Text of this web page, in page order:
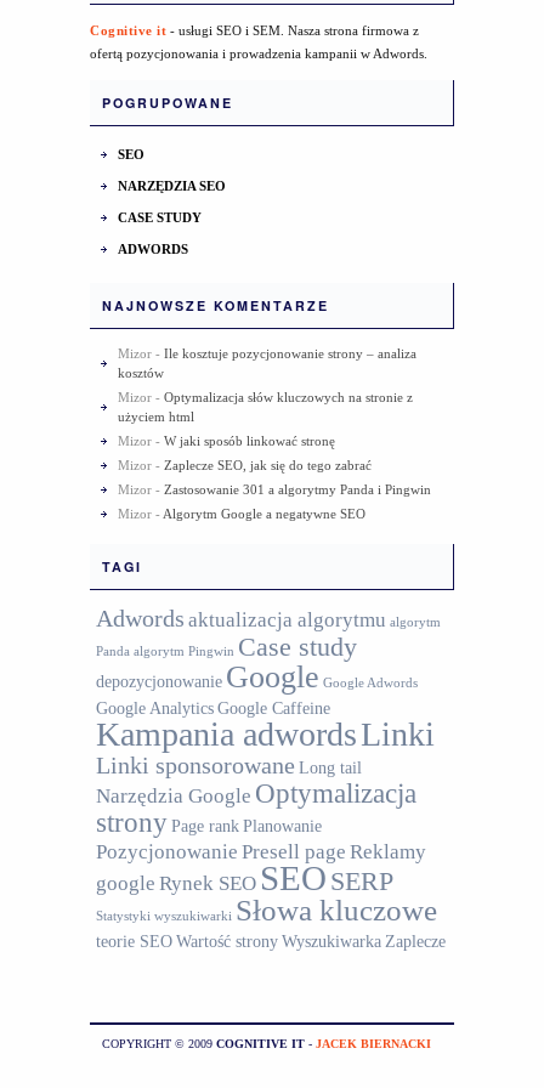
Cognitive it - usługi SEO i SEM. Nasza strona firmowa z
ofertą pozycjonowania i prowadzenia kampanii w Adwords.
POGRUPOWANE
SEO
NARZĘDZIA SEO
CASE STUDY
ADWORDS
NAJNOWSZE KOMENTARZE
Mizor - Ile kosztuje pozycjonowanie strony – analiza
kosztów
Mizor - Optymalizacja słów kluczowych na stronie z
użyciem html
Mizor - W jaki sposób linkować stronę
Mizor - Zaplecze SEO, jak się do tego zabrać
Mizor - Zastosowanie 301 a algorytmy Panda i Pingwin
Mizor - Algorytm Google a negatywne SEO
TAGI
Adwords aktualizacja algorytmu algorytm
Panda algorytm Pingwin Case study
depozycjonowanie Google Google Adwords
Google AnalyticsGoogle Caffeine
Kampania adwordsLinki
Linki sponsorowane Long tail
Narzędzia Google Optymalizacja
stronyPage rankPlanowanie
Pozycjonowanie Presell page Reklamy
google Rynek SEO SEO SERP
Statystyki wyszukiwarki Słowa kluczowe
teorie SEOWartość stronyWyszukiwarka Zaplecze
COPYRIGHT © 2009 COGNITIVE IT - JACEK BIERNACKI